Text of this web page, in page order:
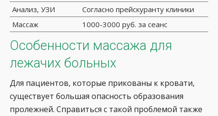
Анализ, УЗИ
Согласно прейскуранту клиники
Массаж
1000-3000 руб. за сеанс
Особенности массажа для
лежачих больных
Для пациентов, которые прикованы к кровати,
существует большая опасность образования
пролежней. Справиться с такой проблемой также